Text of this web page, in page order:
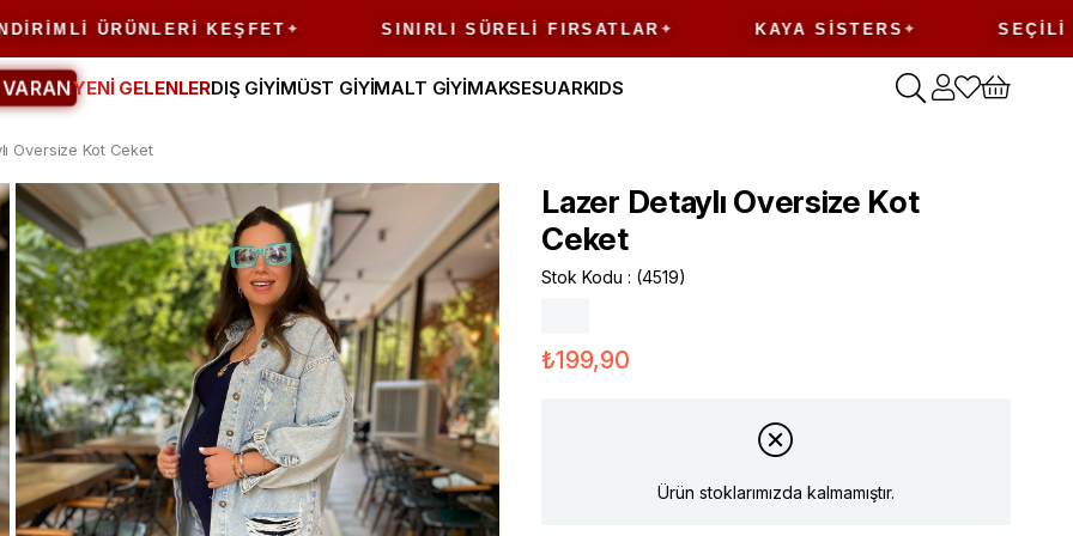
ÜRÜNLERI KEŞFET SINIRLI SÜRELI FIRSATLAR KAYA SISTERS SEÇILI
VARANYENİ GELENLERDIŞ GİYİMÜST GİYİMALT GİYİMAKSESUARKIDS
Oversize Kot Ceket
Lazer Detaylı Oversize Kot
Ceket
Stok Kodu (4519)
₺199,90
Ürün stoklarımızda kalmamıştır.